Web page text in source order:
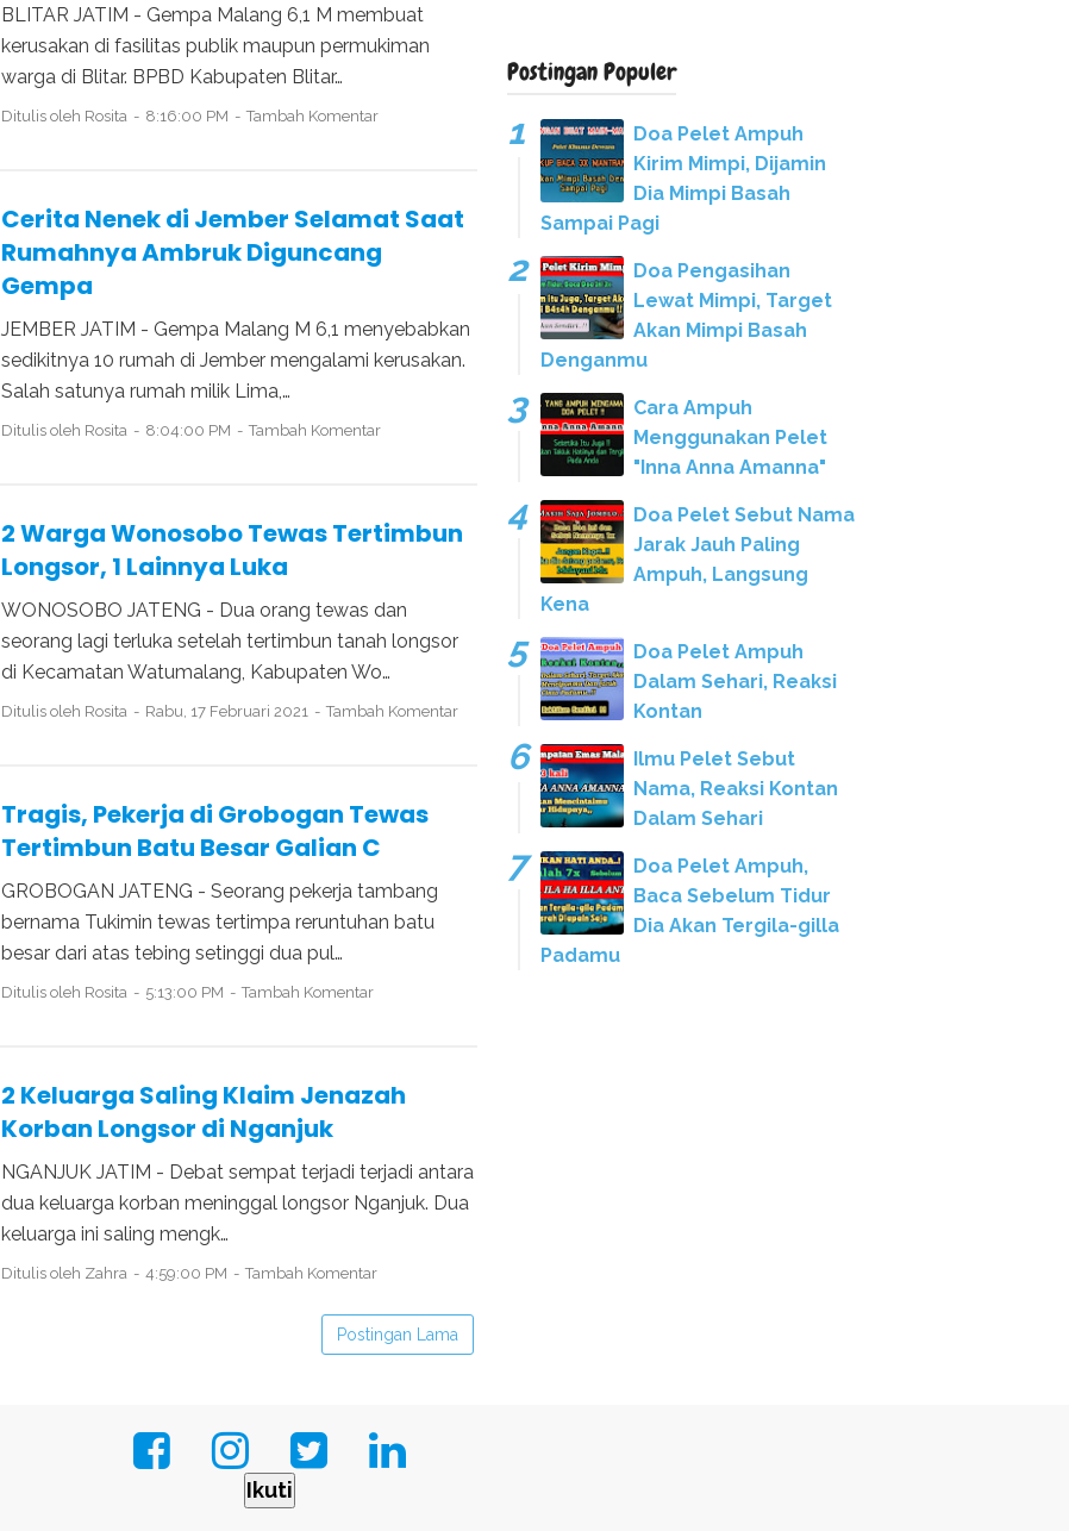
BLITAR JATIM - Gempa Malang 6,1 M membuat
kerusakan di fasilitas publik maupun permukiman
warga di Blitar. BPBD Kabupaten Blitar…
Ditulis oleh Rosita 8:16:00 PM Tambah Komentar
Cerita Nenek di Jember Selamat Saat
Rumahnya Ambruk Diguncang
Gempa
JEMBER JATIM - Gempa Malang M 6,1 menyebabkan
sedikitnya 10 rumah di Jember mengalami kerusakan.
Salah satunya rumah milik Lima,…
Ditulis oleh Rosita 8:04:00 PM Tambah Komentar
2 Warga Wonosobo Tewas Tertimbun
Longsor, 1 Lainnya Luka
WONOSOBO JATENG - Dua orang tewas dan
seorang lagi terluka setelah tertimbun tanah longsor
di Kecamatan Watumalang, Kabupaten Wo…
Ditulis oleh Rosita Rabu, 17 Februari 2021 Tambah Komentar
Tragis, Pekerja di Grobogan Tewas
Tertimbun Batu Besar Galian C
GROBOGAN JATENG - Seorang pekerja tambang
bernama Tukimin tewas tertimpa reruntuhan batu
besar dari atas tebing setinggi dua pul…
Ditulis oleh Rosita 5:13:00 PM Tambah Komentar
2 Keluarga Saling Klaim Jenazah
Korban Longsor di Nganjuk
NGANJUK JATIM - Debat sempat terjadi terjadi antara
dua keluarga korban meninggal longsor Nganjuk. Dua
keluarga ini saling mengk…
Ditulis oleh Zahra 4:59:00 PM Tambah Komentar
Postingan Lama
Postingan Populer
Doa Pelet Ampuh
Kirim Mimpi, Dijamin
Dia Mimpi Basah
Sampai Pagi
Doa Pengasihan
Lewat Mimpi, Target
Akan Mimpi Basah
Denganmu
Cara Ampuh
Menggunakan Pelet
"Inna Anna Amanna"
Doa Pelet Sebut Nama
Jarak Jauh Paling
Ampuh, Langsung
Kena
Doa Pelet Ampuh
Dalam Sehari, Reaksi
Kontan
Ilmu Pelet Sebut
Nama, Reaksi Kontan
Dalam Sehari
Doa Pelet Ampuh,
Baca Sebelum Tidur
Dia Akan Tergila-gilla
Padamu
Ikuti